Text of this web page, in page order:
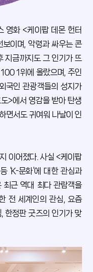
영화 <케이팝 데몬 헌터
이며, 악령과 싸우는 콘
지금까지도 그 인기가 뜨
100 1위에 올랐으며, 주인
국인 관광객들의 성지가
>에서 영감을 받아 탄생
면서도 귀여워 나날이 인
이어졌다. 사실 <케이팝
‘K-문화’에 대한 관심과
최근 역대 최다 관람객을
전 세계인의 관심, 요즘
한정판 굿즈의 인기가 맞